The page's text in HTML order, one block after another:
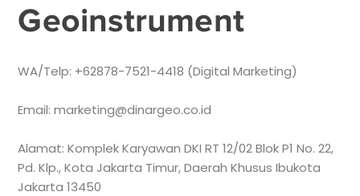
Geoinstrument
WA/Telp: +62878-7521-4418 (Digital Marketing)
Email: marketing@dinargeo.co.id
Alamat: Komplek Karyawan DKI RT 12/02 Blok P1 No. 22,
Pd. Klp., Kota Jakarta Timur, Daerah Khusus Ibukota
Jakarta 13450